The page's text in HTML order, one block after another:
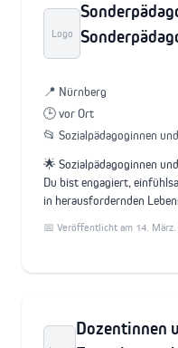
Logo
📍 Nürnberg
🕒 vor Ort
📂 Sozialpädagoginnen
🌟 Sozialpädagoginnen
Du bist engagiert,
in herausfordernden
📅 Veröffentlicht am 14. März.
Dozentinnen